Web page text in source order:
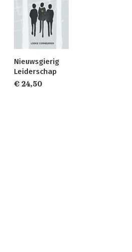
Nieuwsgierig
Leiderschap
€ 24,50